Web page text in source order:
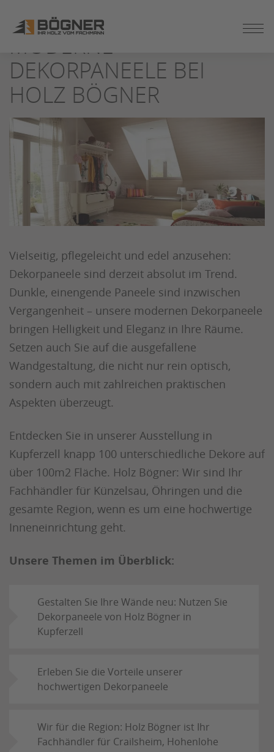
SEITENINHALT
MODERNE
DEKORPANEELE BEI
HOLZ BÖGNER
Vielseitig, pflegeleicht und edel anzusehen:
Dekorpaneele sind derzeit absolut im Trend.
Dunkle, einengende Paneele sind inzwischen
Vergangenheit – unsere modernen Dekorpaneele
bringen Helligkeit und Eleganz in Ihre Räume.
Setzen auch Sie auf die ausgefallene
Wandgestaltung, die nicht nur rein optisch,
sondern auch mit zahlreichen praktischen
Aspekten überzeugt.
Entdecken Sie in unserer Ausstellung in
Kupferzell knapp 100 unterschiedliche Dekore auf
über 100m2 Fläche. Holz Bögner: Wir sind Ihr
Fachhändler für Künzelsau, Öhringen und die
gesamte Region, wenn es um eine hochwertige
Inneneinrichtung geht.
Unsere Themen im Überblick:
Gestalten Sie Ihre Wände neu: Nutzen Sie
Dekorpaneele von Holz Bögner in
Kupferzell
Erleben Sie die Vorteile unserer
hochwertigen Dekorpaneele
Wir für die Region: Holz Bögner ist Ihr
Fachhändler für Crailsheim, Hohenlohe